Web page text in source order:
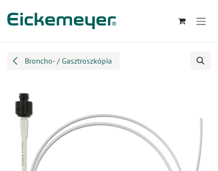
Broncho- / Gasztroszkópia